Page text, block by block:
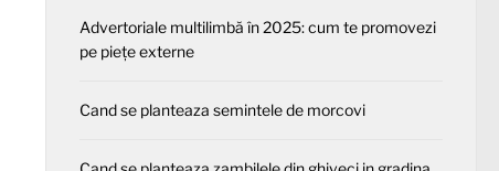
Advertoriale multilimbă în 2025: cum te promovezi
pe piețe externe
Cand se planteaza semintele de morcovi